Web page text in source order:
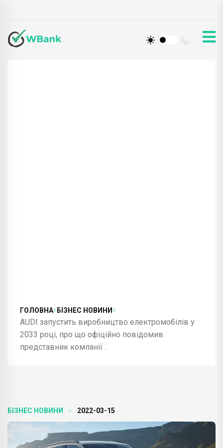
ГОЛОВНА БІЗНЕС НОВИНИ
AUDI запустить виробництво електромобілів у
2033 році, про що офіційно повідомив
представник компанії .
БІЗНЕС НОВИНИ 2022-03-15